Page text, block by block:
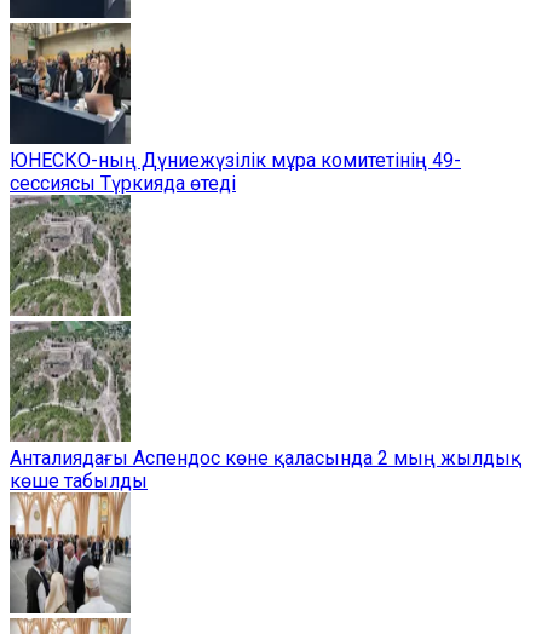
ЮНЕСКО-ның Дүниежүзілік мұра комитетінің 49-
сессиясы Түркияда өтеді
Анталиядағы Аспендос көне қаласында 2 мың жылдық
көше табылды